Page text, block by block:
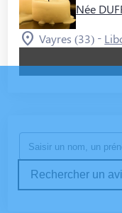
Née
Vayres (33) -
Rechercher un